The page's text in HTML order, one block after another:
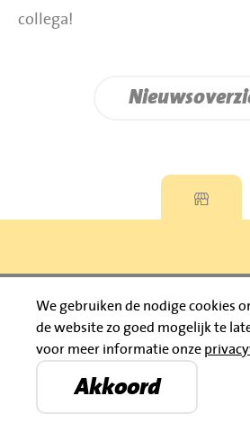
© 2026 Jumbo Huibers
collega!
Bruïneplein
Privacyverklaring
© 2026 Jumbo
IBAN: NL92 RABO
Jumbo Huibers
We gebruiken de nodige cookies
de website zo goed mogelijk te
voor meer informatie onze
Akkoord